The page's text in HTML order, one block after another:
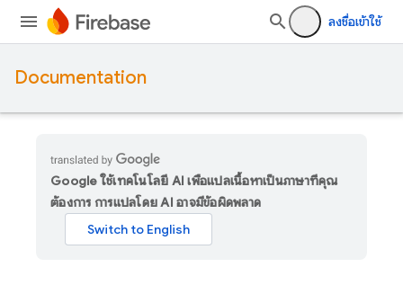
ลงชื่อเข้าใช้
Documentation
Google ใช้เทคโนโลยี AI เพื่อแปลเนื้อหาเป็นภาษาที่คุณ
ต้องการ การแปลโดย AI อาจมีข้อผิดพลาด